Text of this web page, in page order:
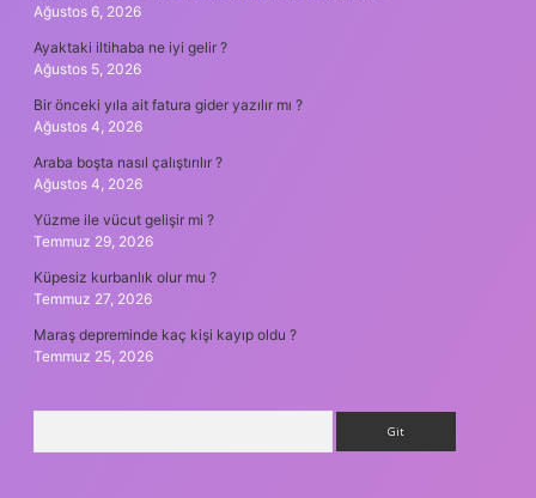
Ağustos 6, 2026
Ayaktaki iltihaba ne iyi gelir ?
Ağustos 5, 2026
Bir önceki yıla ait fatura gider yazılır mı ?
Ağustos 4, 2026
Araba boşta nasıl çalıştırılır ?
Ağustos 4, 2026
Yüzme ile vücut gelişir mi ?
Temmuz 29, 2026
Küpesiz kurbanlık olur mu ?
Temmuz 27, 2026
Maraş depreminde kaç kişi kayıp oldu ?
Temmuz 25, 2026